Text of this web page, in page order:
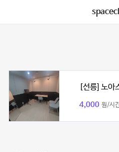
[선릉] 노아
4,000 원/시